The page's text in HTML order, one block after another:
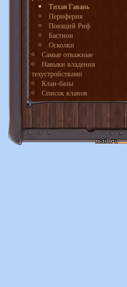
Тихая Гавань
Периферия
Поющий Риф
Бастион
Осколки
Самые отважные
Навыки владения
техустройствами
Клан-базы
Список кланов